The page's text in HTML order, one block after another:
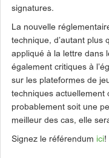
signatures.
La nouvelle
technique, d’autant plus
appliqué à la lettre dans
également critiques à
sur les plateformes de
techniques
probablement soit une
meilleur des cas, elle
Signez le référendum ici!